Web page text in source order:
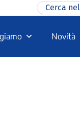
Ricerca
per:
Novità